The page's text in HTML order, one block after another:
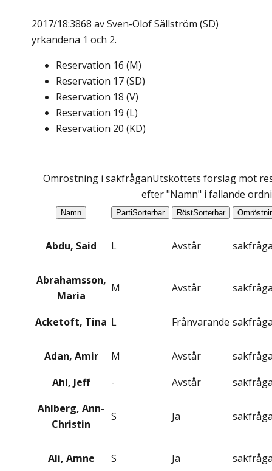
2017/18:3868 av Sven-Olof Sällström (SD)
yrkandena 1 och 2.
Reservation 16 (M)
Reservation 17(SD)
Reservation 18 (V)
Reservation 19 (L)
Reservation 20 (KD)
Omröstning i sakfråganUtskottets förslag mot
efter "Namn" i fallande
Namn PartiSorterbar RöstSorterbar
Abdu, Said L Avstår
Abrahamsson,
Maria
M Avstår
Acketoft, Tina L Frånvarande
Adan, Amir M Avstår
Ahl, Jeff
- Avstår
Ahlberg, Ann-
Christin
S Ja
Ali, Amne S Ja